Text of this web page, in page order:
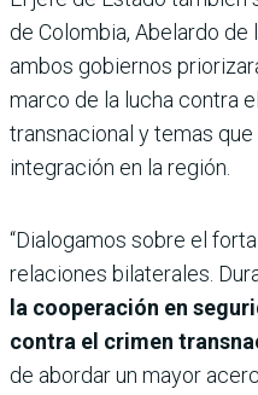
de Colombia, Abelardo de
ambos gobiernos
marco de la lucha contra
transnacional y temas
integración en la región.
“Dialogamos sobre el
relaciones bilaterales.
la cooperación en
contra el crimen
de abordar un mayor